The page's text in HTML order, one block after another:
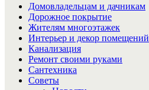
Домовладельцам и дачникам
Дорожное покрытие
Жителям многоэтажек
Интерьер и декор помещений
Канализация
Ремонт своими руками
Сантехника
Советы